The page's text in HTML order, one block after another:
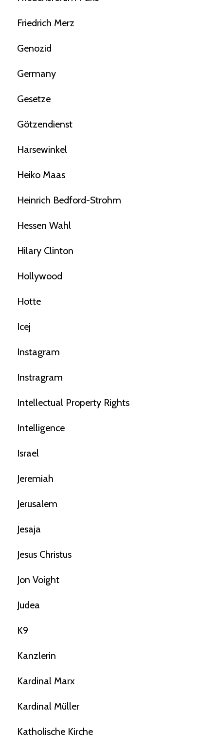
Friedrich Merz
Genozid
Germany
Gesetze
Götzendienst
Harsewinkel
Heiko Maas
Heinrich Bedford-Strohm
Hessen Wahl
Hilary Clinton
Hollywood
Hotte
Icej
Instagram
Instragram
Intellectual Property Rights
Intelligence
Israel
Jeremiah
Jerusalem
Jesaja
Jesus Christus
Jon Voight
Judea
K9
Kanzlerin
Kardinal Marx
Kardinal Müller
Katholische Kirche